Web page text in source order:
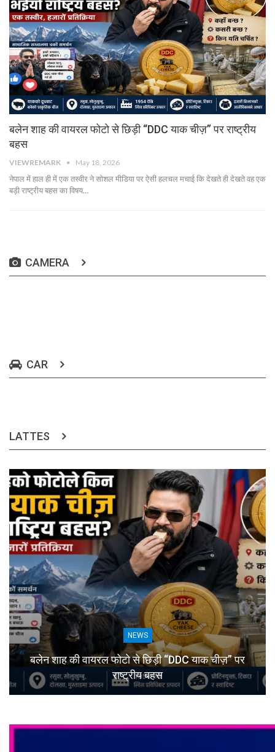
बलेन शाह की वायरल फोटो से छिड़ी “DDC याक चीज़” पर राष्ट्रीय
बहस
VIEWREMARK May 18, 2026
नेपाल में हाल ही में एक तस्वीर ने सोशल मीडिया पर ऐसी हलचल मचाई कि देखते ही देखते वह एक
बड़ी राष्ट्रीय बहस का विषय…
CAMERA
CAR
LATTES
NEWS
बलेन शाह की वायरल फोटो से छिड़ी “DDC याक चीज़” पर
राष्ट्रीय बहस